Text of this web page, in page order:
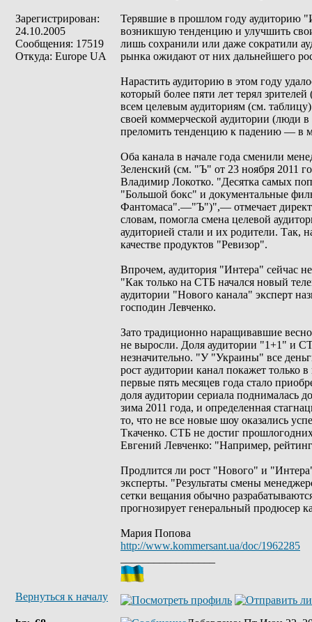
Зарегистрирован:
24.10.2005
Сообщения: 17519
Откуда: Europe UA
Терявшие в прошлом году аудиторию
возникшую тенденцию и улучшить
лишь сохранили или даже сократили
рынка ожидают от них дальнейшего
Нарастить аудиторию в этом году
который более пяти лет терял
всем целевым аудиториям (см.
своей коммерческой аудитории (люди в
преломить тенденцию к падению — в
Оба канала в начале года сменили
Зеленский (см. "Ъ" от 23 ноября 2011
Владимир Локотко. "Десятка самых
"Большой бокс" и документальные
Фантомаса".—"Ъ")",— отмечает
словам, помогла смена целевой
аудиторией стали и их родители. Так,
качестве продуктов "Ревизор".
Впрочем, аудитория "Интера" сейчас
"Как только на СТБ начался новый
аудитории "Нового канала" эксперт
господин Левченко.
Зато традиционно наращивавшие
не выросли. Доля аудитории "1+1" и
незначительно. "У "Украины" все
рост аудитории канал покажет
первые пять месяцев года стало
доля аудитории сериала
зима 2011 года, и определенная
то, что не все новые шоу оказались
Ткаченко. СТБ не достиг прошлогодних
Евгений Левченко: "Например,
Продлится ли рост "Нового" и
эксперты. "Результаты смены
сетки вещания обычно
прогнозирует генеральный продюсер
Мария Попова
http://www.kommersant.ua/doc/1962285
Вернуться к началу